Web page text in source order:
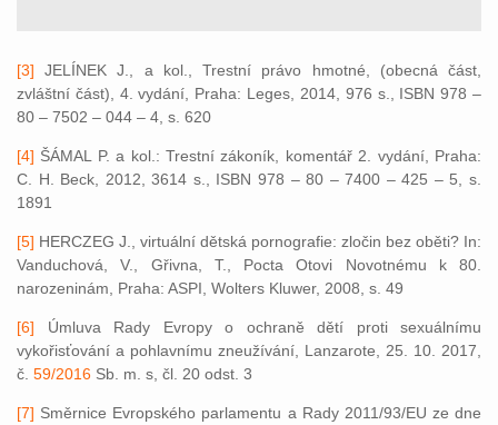
[3] JELÍNEK J., a kol., Trestní právo hmotné, (obecná část,
zvláštní část), 4. vydání, Praha: Leges, 2014, 976 s., ISBN 978 –
80 – 7502 – 044 – 4, s. 620
[4] ŠÁMAL P. a kol.: Trestní zákoník, komentář 2. vydání, Praha:
C. H. Beck, 2012, 3614 s., ISBN 978 – 80 – 7400 – 425 – 5, s.
1891
[5] HERCZEG J., virtuální dětská pornografie: zločin bez oběti? In:
Vanduchová, V., Gřivna, T., Pocta Otovi Novotnému k 80.
narozeninám, Praha: ASPI, Wolters Kluwer, 2008, s. 49
[6] Úmluva Rady Evropy o ochraně dětí proti sexuálnímu
vykořisťování a pohlavnímu zneužívání, Lanzarote, 25. 10. 2017,
č. 59/2016 Sb. m. s, čl. 20 odst. 3
[7] Směrnice Evropského parlamentu a Rady 2011/93/EU ze dne